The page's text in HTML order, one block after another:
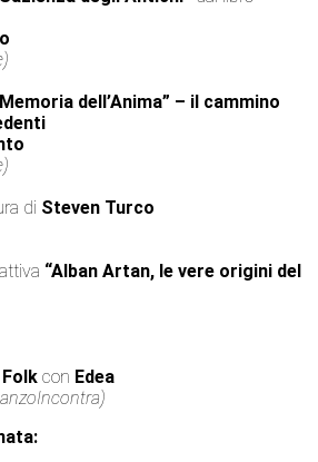
dell’Anima” – il cammino
di Steven Turco
“Alban Artan, le vere origini del
con Edea